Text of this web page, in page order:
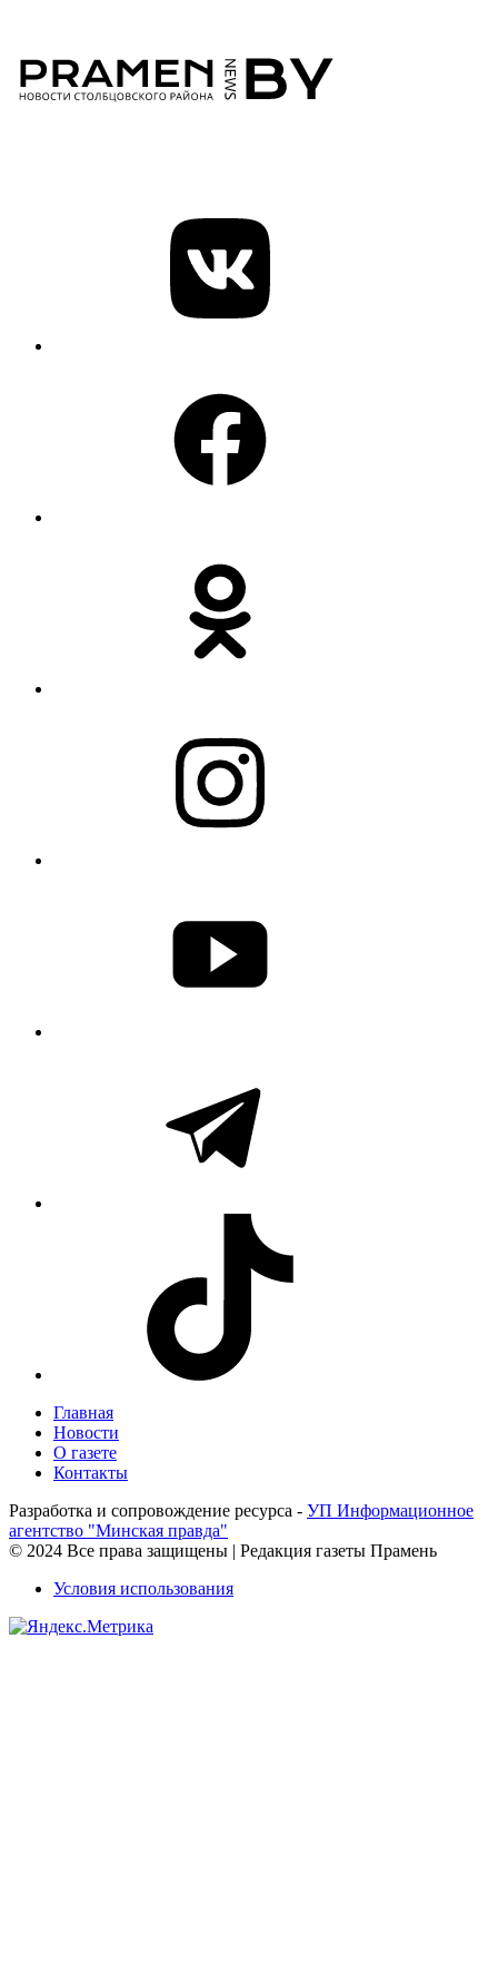
Главная
Новости
О газете
Контакты
Разработка и сопровождение ресурса - УП Информационное
агентство "Минская правда"
© 2024 Все права защищены | Редакция газеты Прамень
Условия использования